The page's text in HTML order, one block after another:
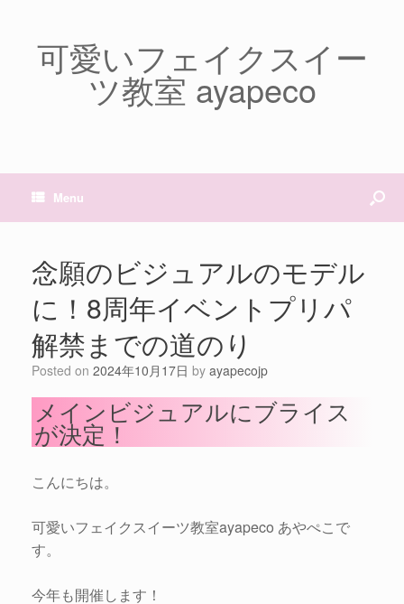
可愛いフェイクスイー
ツ教室 ayapeco
Menu
念願のビジュアルのモデル
に！8周年イベントプリパ
解禁までの道のり
Posted on 2024年10月17日 by ayapecojp
メインビジュアルにブライス
が決定！
こんにちは。
可愛いフェイクスイーツ教室ayapeco あやぺこで
す。
今年も開催します！